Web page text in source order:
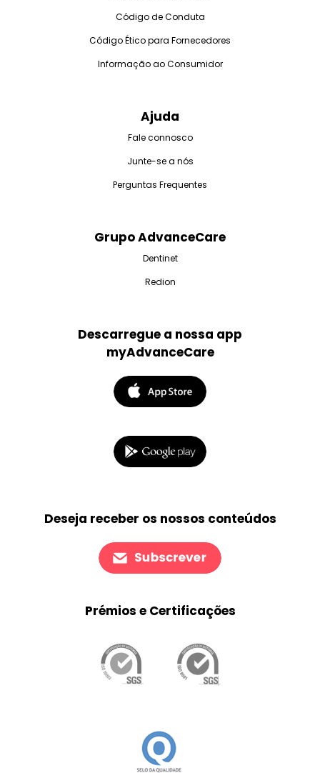
Código de Conduta
Código Ético para Fornecedores
Informação ao Consumidor
Ajuda
Fale connosco
Junte-se a nós
Perguntas Frequentes
Grupo AdvanceCare
Dentinet
Redion
Descarregue a nossa app
myAdvanceCare
Deseja receber os nossos conteúdos
Prémios e Certificações